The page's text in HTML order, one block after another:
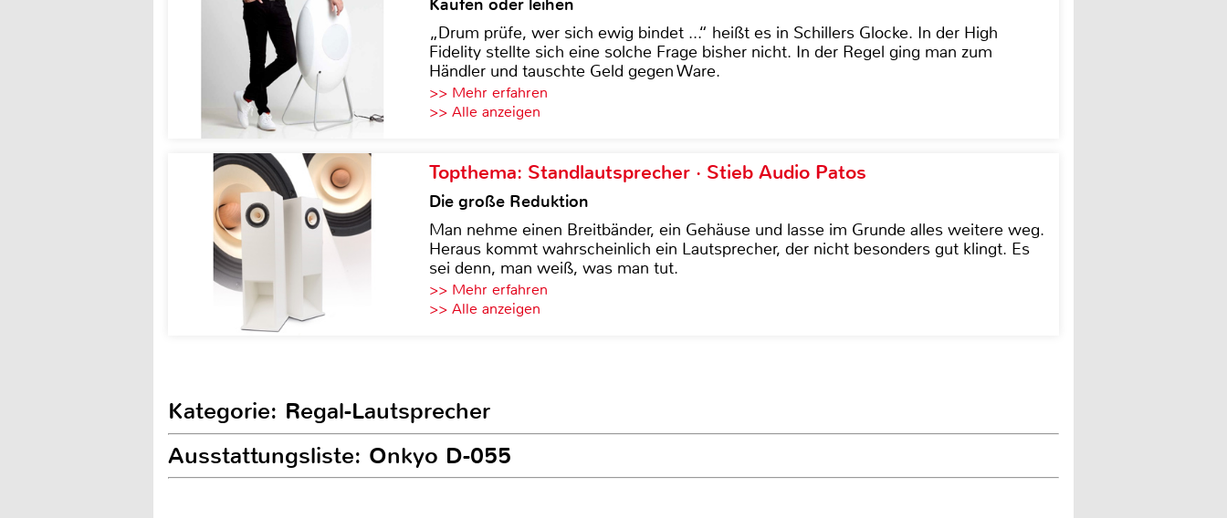
Kaufen oder leihen
„Drum prüfe, wer sich ewig bindet ...“ heißt es in Schillers Glocke. In der High
Fidelity stellte sich eine solche Frage bisher nicht. In der Regel ging man zum
Händler und tauschte Geld gegen Ware.
>> Mehr erfahren
>> Alle anzeigen
Topthema: Standlautsprecher · Stieb Audio Patos
Die große Reduktion
Man nehme einen Breitbänder, ein Gehäuse und lasse im Grunde alles weitere weg.
Heraus kommt wahrscheinlich ein Lautsprecher, der nicht besonders gut klingt. Es
sei denn, man weiß, was man tut.
>> Mehr erfahren
>> Alle anzeigen
Kategorie: Regal-Lautsprecher
Ausstattungsliste: Onkyo D-055